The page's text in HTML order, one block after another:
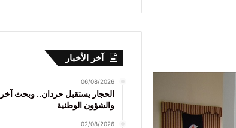
آخر الأخبار
06/08/2026
الحجار يستقبل حردان.. وبحث
والشؤون الوطنية
02/08/2026